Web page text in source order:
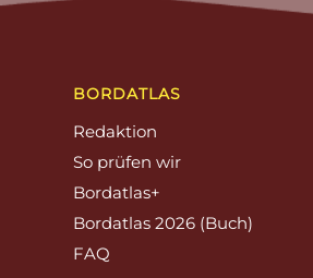
BORDATLAS
Redaktion
So prüfen wir
Bordatlas+
Bordatlas 2026 (Buch)
FAQ